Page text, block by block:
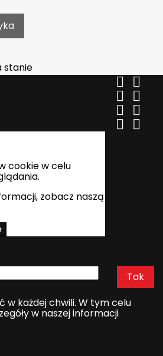
stanie
 
 
 
 
cookie w celu
zobacz naszą
w każdej chwili. W tym celu
w naszej informacji